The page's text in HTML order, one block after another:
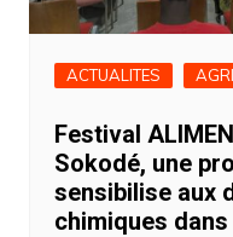
ACTUALITES
Festival
Sokodé, une
sensibilise aux
chimiques